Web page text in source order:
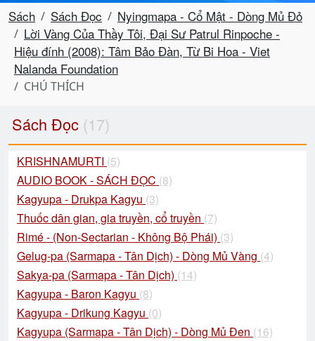
Sách Sách Đọc
Nyingmapa - Cổ Mật - Dòng Mủ Đỏ
Lời Vàng Của Thầy Tôi, Đại Sư Patrul Rinpoche -
Hiệu đính (2008): Tâm Bảo Đàn, Từ Bi Hoa - Viet
Nalanda Foundation
CHÚ THÍCH
Sách Đọc (17)
KRISHNAMURTI (5)
AUDIO BOOK - SÁCH ĐỌC (8)
Kagyupa - Drukpa Kagyu (3)
Thuốc dân gian, gia truyền, cổ truyền (7)
Rimé - (Non-Sectarian - Không Bộ Phái) (3)
Gelug-pa (Sarmapa - Tân Dịch) - Dòng Mủ Vàng (4)
Sakya-pa (Sarmapa - Tân Dịch) (14)
Kagyupa - Baron Kagyu (8)
Kagyupa - Drikung Kagyu (0)
Kagyupa (Sarmapa - Tân Dịch) - Dòng Mủ Đen (16)